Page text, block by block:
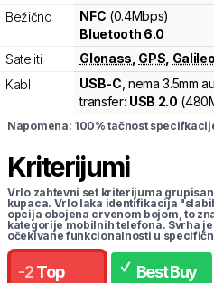
Bežično
NFC (0.4Mbps)
Bluetooth 6.0
Sateliti
Glonass GPS Galileo
Kabl
USB-C , nema 3.5mm
transfer: USB 2.0 (
Napomena: 100% tačnost
Kriterijumi
Vrlo zahtevni set kriterijuma
kupaca. Vrlo laka identifikacija
opcija obojena crvenom bojom, to
kategorije mobilnih telefona. Svrha
očekivane funkcionalnosti u
-2 Top Best Buy